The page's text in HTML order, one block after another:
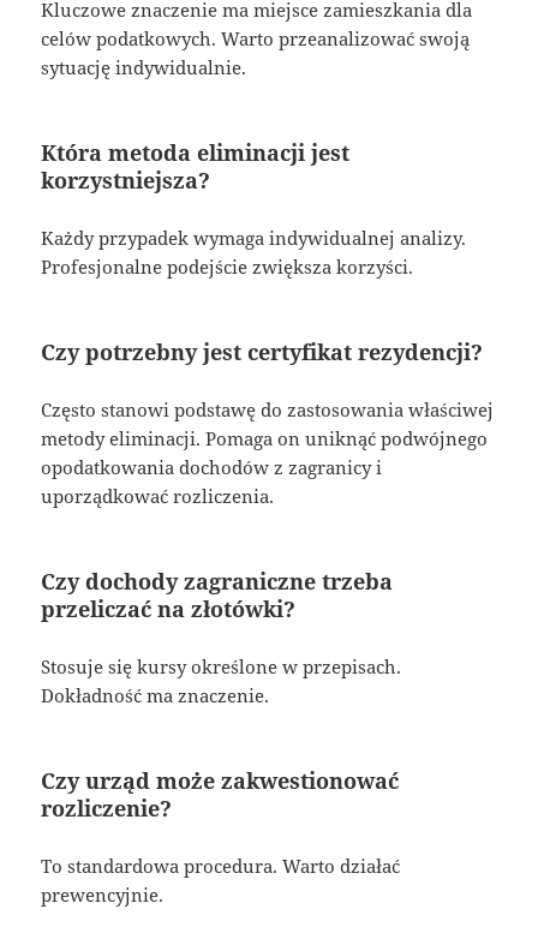
Kluczowe znaczenie ma miejsce zamieszkania dla
celów podatkowych. Warto przeanalizować swoją
sytuację indywidualnie.
Która metoda eliminacji jest
korzystniejsza?
Każdy przypadek wymaga indywidualnej analizy.
Profesjonalne podejście zwiększa korzyści.
Czy potrzebny jest certyfikat rezydencji?
Często stanowi podstawę do zastosowania właściwej
metody eliminacji. Pomaga on uniknąć podwójnego
opodatkowania dochodów z zagranicy i
uporządkować rozliczenia.
Czy dochody zagraniczne trzeba
przeliczać na złotówki?
Stosuje się kursy określone w przepisach.
Dokładność ma znaczenie.
Czy urząd może zakwestionować
rozliczenie?
To standardowa procedura. Warto działać
prewencyjnie.